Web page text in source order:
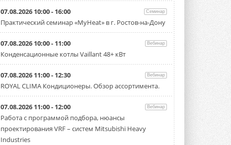
климатической отрасли
Организатором выступил торгово-
производственный холдинг ...
3 АВГУСТА 2026
«Датарк» испытал модульный
ЦОД с плотностью 54 кВт на
стойку
Испытания прошли на собственной
производственной площадке и были ...
3 АВГУСТА 2026
Samsung выпускает VRF-
систему DVM на R32
Линейка включает семь типоразмеров
производительностью от 22,4 до 56 кВт.
07.08.2026 10:00 - 16:00 Семинар
Практический семинар «MyHeat» в г. Ростов-на-Дону
07.08.2026 10:00 - 11:00 Вебинар
Конденсационные котлы Vaillant 48+ кВт
07.08.2026 11:00 - 12:30 Вебинар
ROYAL CLIMA Кондиционеры. Обзор ассортимента.
07.08.2026 11:00 - 12:00 Вебинар
Работа с программой подбора, нюансы
проектирования VRF – систем Mitsubishi Heavy
Industries